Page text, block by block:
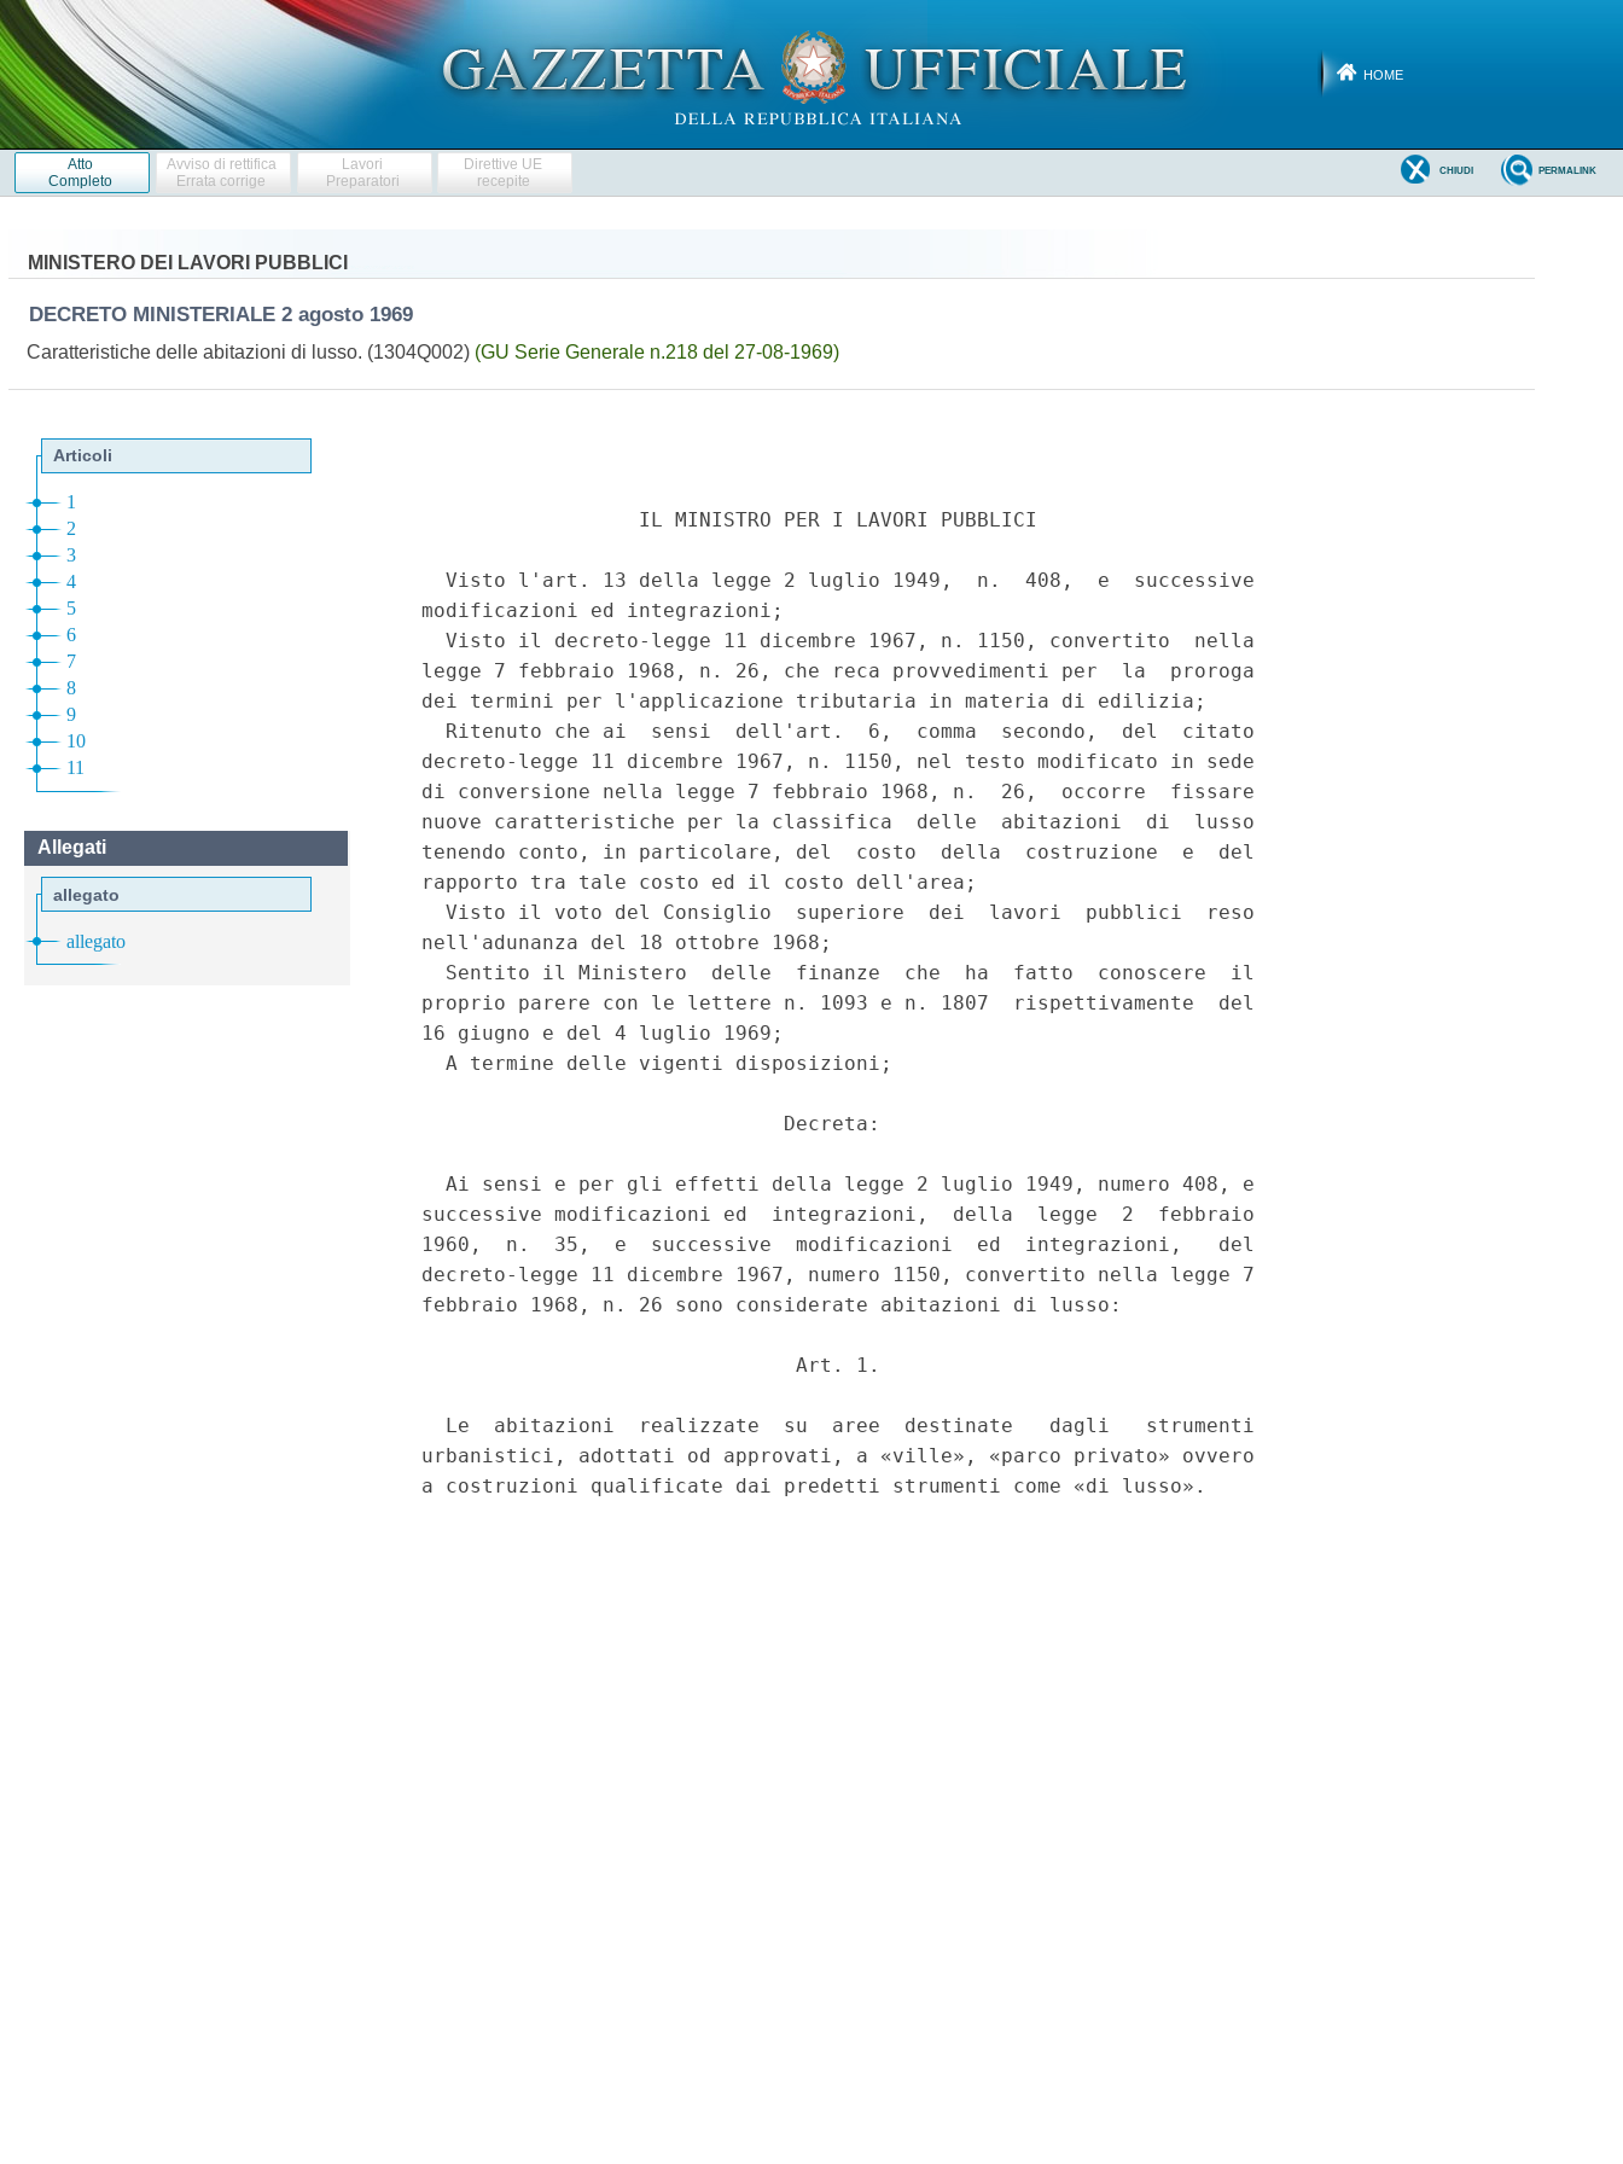
HOME
Atto
Completo
Avviso di rettifica
Errata corrige
Lavori
Preparatori
Direttive UE
recepite
PERMALINK
CHIUDI
MINISTERO DEI LAVORI PUBBLICI
DECRETO MINISTERIALE 2 agosto 1969
Caratteristiche delle abitazioni di lusso. (1304Q002) (GU Serie Generale n.218 del 27-08-1969)